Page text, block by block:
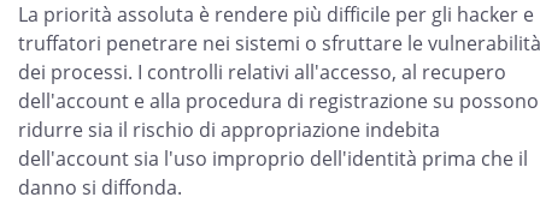
La priorità assoluta è rendere più difficile per gli hacker e
truffatori penetrare nei sistemi o sfruttare le vulnerabilità
dei processi. I controlli relativi all'accesso, al recupero
dell'account e alla procedura di registrazione su possono
ridurre sia il rischio di appropriazione indebita
dell'account sia l'uso improprio dell'identità prima che il
danno si diffonda.